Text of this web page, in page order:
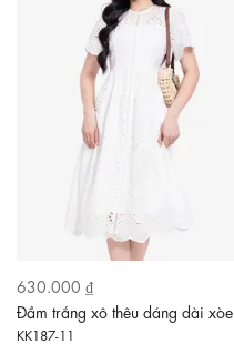
630.000 ₫
Đầm trắng xô thêu dáng dài xòe
KK187-11